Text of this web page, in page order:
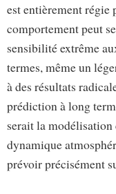
est entièrement régie
comportement peut
sensibilité extrême
termes, même un
à des résultats
prédiction à long
serait la modélisation
dynamique
prévoir précisément